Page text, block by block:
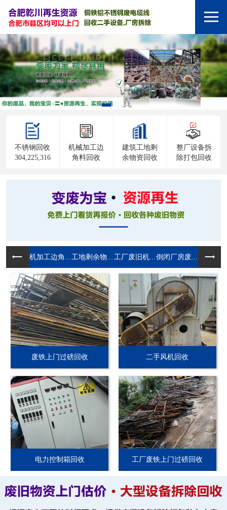
不锈钢回收
304,225,316
机械加工边
角料回收
建筑工地剩
余物资回收
整厂设备拆
除打包回收
机加工边角... 工地剩余物... 工厂废旧机... 倒闭厂房废...
废铁上门过磅回收 二手风机回收
电力控制箱回收 工厂废铁上门过磅回收